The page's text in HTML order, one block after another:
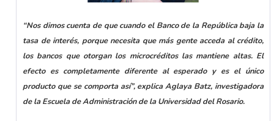
“Nos dimos cuenta de que cuando el Banco de la República baja la
tasa de interés, porque necesita que más gente acceda al crédito,
los bancos que otorgan los microcréditos las mantiene altas. El
efecto es completamente diferente al esperado y es el único
producto que se comporta así”, explica Aglaya Batz, investigadora
de la Escuela de Administración de la Universidad del Rosario.